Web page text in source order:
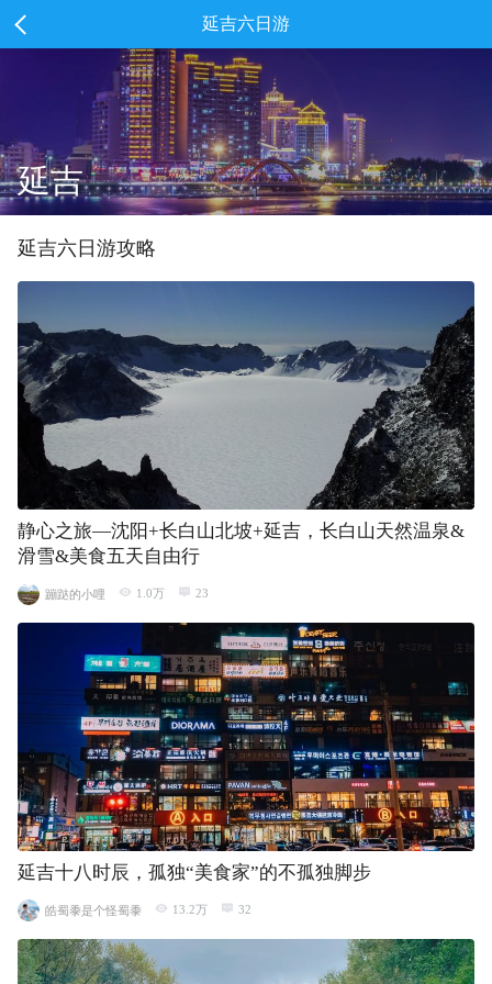
延吉六日游
延吉
延吉六 日游攻略
静心之旅—沈阳+长白山北坡+延吉，长白山天然温泉&
滑雪&美食五天自由行
蹦跶的小哩 1.0万 23
延吉十八时辰，孤独“美食家”的不孤独脚步
皓蜀黍是个怪蜀黍 13.2万 32